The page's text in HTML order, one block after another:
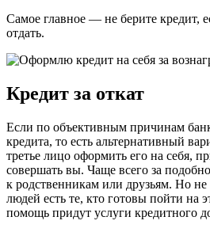
Самое главное — не берите кредит,
отдать.
Кредит за откат
Если по объективным причинам
кредита, то есть альтернативный
третье лицо оформить его на себя,
совершать вы. Чаще всего за
к родственникам или друзьям. Но не
людей есть те, кто готовы пойти на
помощь придут услуги кредитного